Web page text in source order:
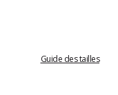
Guide des tailles